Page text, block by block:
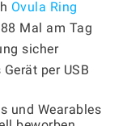
Ovula Ring
Mal am Tag
sicher
per USB
und Wearables